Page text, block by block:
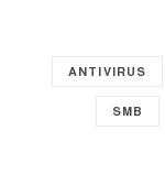
ANTIVIRUS
SMB